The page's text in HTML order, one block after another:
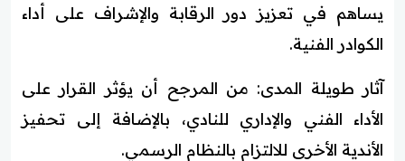
يساهم في تعزيز دور الرقابة والإشراف على أداء
الكوادر الفنية.
آثار طويلة المدى: من المرجح أن يؤثر القرار على
الأداء الفني والإداري للنادي، بالإضافة إلى تحفيز
الأندية الأخرى للالتزام بالنظام الرسمي.